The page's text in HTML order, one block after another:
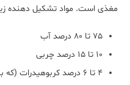
مغذی است. مواد تشکیل دهنده
75 تا 80 درصد آب
10 تا 15 درصد چربی
4 تا 6 درصد کربوهیدرات (که بیشتر آن فیبر است.)